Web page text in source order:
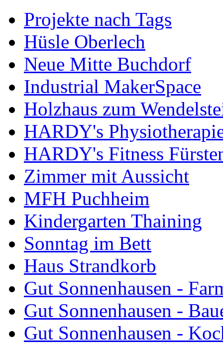
Projekte nach Tags
Hüsle Oberlech
Neue Mitte Buchdorf
Industrial MakerSpace
Holzhaus zum
HARDY's
HARDY's Fitness
Zimmer mit Aussicht
MFH Puchheim
Kindergarten Thaining
Sonntag im Bett
Haus Strandkorb
Gut Sonnenhausen -
Gut Sonnenhausen -
Gut Sonnenhausen -